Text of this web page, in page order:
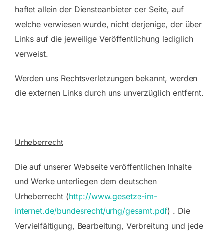
haftet allein der Diensteanbieter der Seite, auf
welche verwiesen wurde, nicht derjenige, der über
Links auf die jeweilige Veröffentlichung lediglich
verweist.
Werden uns Rechtsverletzungen bekannt, werden
die externen Links durch uns unverzüglich entfernt.
Urheberrecht
Die auf unserer Webseite veröffentlichen Inhalte
und Werke unterliegen dem deutschen
Urheberrecht (http://www.gesetze-im-
internet.de/bundesrecht/urhg/gesamt.pdf) . Die
Vervielfältigung, Bearbeitung, Verbreitung und jede